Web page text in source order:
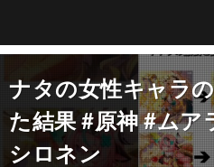
ナタの女性キャラ
た結果 #原神 #ムア
シロネン